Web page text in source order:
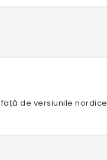
de versiunile nordice